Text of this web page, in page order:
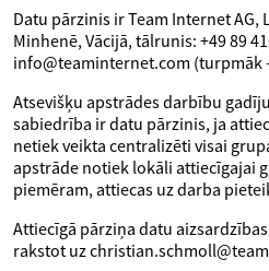
Datu pārzinis ir Team Internet AG,
Minhenē, Vācijā, tālrunis: +49 89
info@teaminternet.com (turpmāk
Atsevišķu apstrādes darbību
sabiedrība ir datu pārzinis, ja
netiek veikta centralizēti visai
apstrāde notiek lokāli attiecīgajai
piemēram, attiecas uz darba
Attiecīgā pārziņa datu
rakstot uz